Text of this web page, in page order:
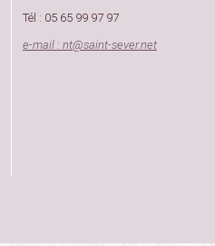
Tél : 05 65 99 97 97
e-mail : nt@saint-sever.net